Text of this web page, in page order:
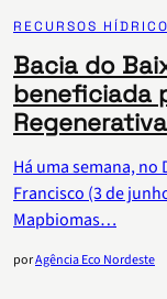
RECURSOS
Bacia do
beneficiada
Regenerativa
Há uma semana, no
Francisco (3 de
Mapbiomas…
porAgência Eco Nordeste